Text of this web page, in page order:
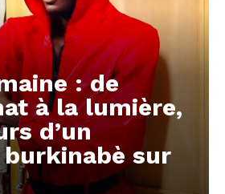
: de
à la lumière,
d’un
sur